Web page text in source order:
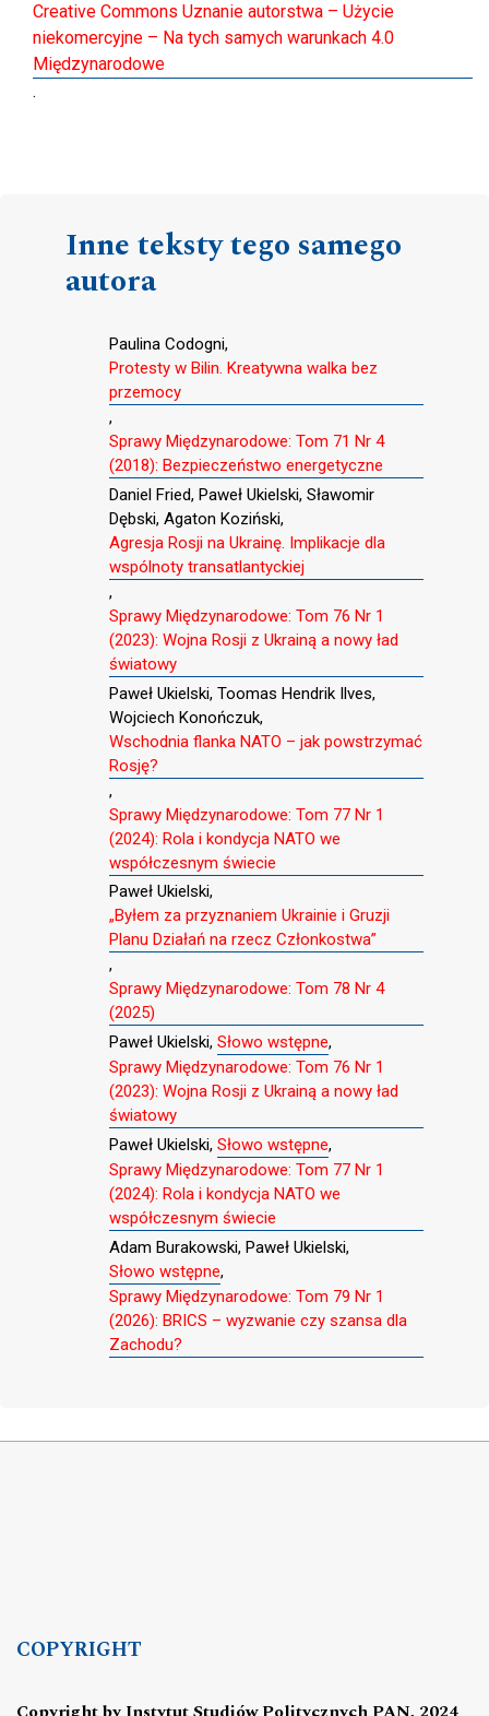
Creative Commons Uznanie autorstwa – Użycie
niekomercyjne – Na tych samych warunkach 4.0
Międzynarodowe
.
Inne teksty tego samego
autora
Paulina Codogni,
Protesty w Bilin. Kreatywna walka bez
przemocy
,
Sprawy Międzynarodowe: Tom 71 Nr 4
(2018): Bezpieczeństwo energetyczne
Daniel Fried, Paweł Ukielski, Sławomir
Dębski, Agaton Koziński,
Agresja Rosji na Ukrainę. Implikacje dla
wspólnoty transatlantyckiej
,
Sprawy Międzynarodowe: Tom 76 Nr 1
(2023): Wojna Rosji z Ukrainą a nowy ład
światowy
Paweł Ukielski, Toomas Hendrik Ilves,
Wojciech Konończuk,
Wschodnia flanka NATO – jak powstrzymać
Rosję?
,
Sprawy Międzynarodowe: Tom 77 Nr 1
(2024): Rola i kondycja NATO we
współczesnym świecie
Paweł Ukielski,
„Byłem za przyznaniem Ukrainie i Gruzji
Planu Działań na rzecz Członkostwa”
,
Sprawy Międzynarodowe: Tom 78 Nr 4
(2025)
Paweł Ukielski, Słowo wstępne,
Sprawy Międzynarodowe: Tom 76 Nr 1
(2023): Wojna Rosji z Ukrainą a nowy ład
światowy
Paweł Ukielski, Słowo wstępne,
Sprawy Międzynarodowe: Tom 77 Nr 1
(2024): Rola i kondycja NATO we
współczesnym świecie
Adam Burakowski, Paweł Ukielski,
Słowo wstępne,
Sprawy Międzynarodowe: Tom 79 Nr 1
(2026): BRICS – wyzwanie czy szansa dla
Zachodu?
COPYRIGHT